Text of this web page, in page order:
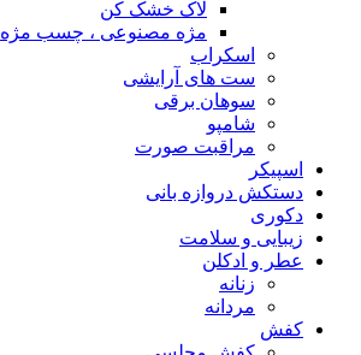
لاک خشک کن
مژه مصنوعی ، چسب مژه
اسکراب
ست های آرایشی
سوهان برقی
شامپو
مراقبت صورت
اسپیکر
دستکش دروازه بانی
دکوری
زیبایی و سلامت
عطر و ادکلن
زنانه
مردانه
کفش